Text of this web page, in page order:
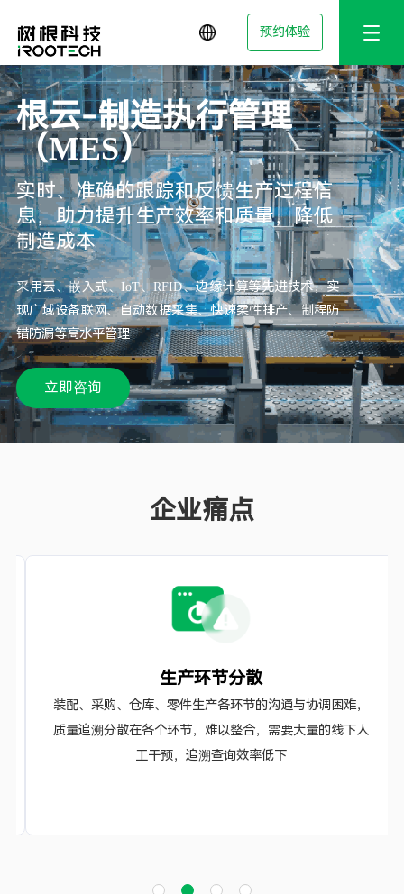
预约体验
根云-制造执行管理
（MES）
实时、准确的跟踪和反馈生产过程信
息，助力提升生产效率和质量，降低
制造成本
采用云、嵌入式、IoT、RFID、边缘计算等先进技术，实
现广域设备联网、自动数据采集、快速柔性排产、制程防
错防漏等高水平管理
立即咨询
企业痛点
生产环节分散
装配、采购、仓库、零件生产各环节的沟通与协调困难，
质量追溯分散在各个环节，难以整合，需要大量的线下人
工干预，追溯查询效率低下